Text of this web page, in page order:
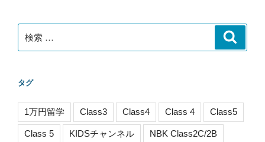
ゲ
ー
ョ
ン
ジ
索:
タグ
1万円留学 Class3 Class4 Class 4 Class5
Class 5 KIDSチャンネル NBK Class2C/2B